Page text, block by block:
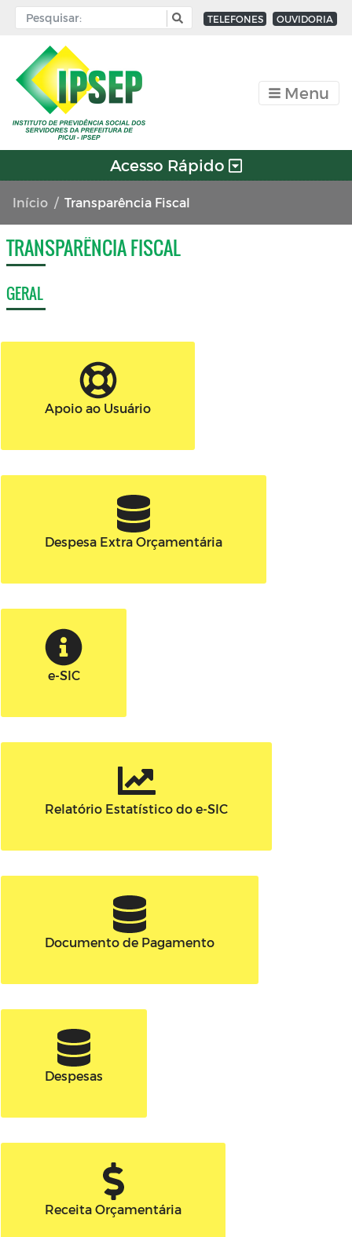
TELEFONES OUVIDORIA
Menu
Acesso Rápido
Início Transparência Fiscal
TRANSPARÊNCIA FISCAL
GERAL
Apoio ao Usuário
Despesa Extra Orçamentária
e-SIC
Relatório Estatístico do e-SIC
Documento de Pagamento
Despesas
Receita Orçamentária